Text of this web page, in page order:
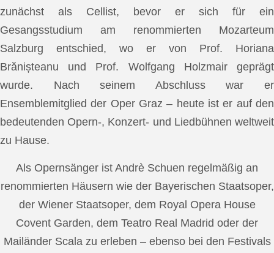
zunächst als Cellist, bevor er sich für ein
Gesangsstudium am renommierten Mozarteum
Salzburg entschied, wo er von Prof. Horiana
Brănișteanu und Prof. Wolfgang Holzmair geprägt
wurde. Nach seinem Abschluss war er
Ensemblemitglied der Oper Graz – heute ist er auf den
bedeutenden Opern-, Konzert- und Liedbühnen weltweit
zu Hause.
Als Opernsänger ist Andrè Schuen regelmäßig an
renommierten Häusern wie der Bayerischen Staatsoper,
der Wiener Staatsoper, dem Royal Opera House
Covent Garden, dem Teatro Real Madrid oder der
Mailänder Scala zu erleben – ebenso bei den Festivals